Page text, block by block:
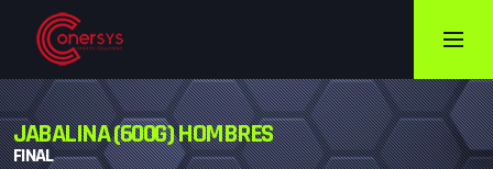
JABALINA (600G) HOMBRES
FINAL